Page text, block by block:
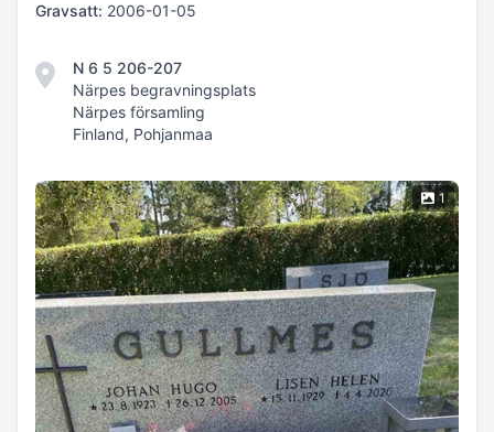
Gravsatt: 2006-01-05
N 6 5 206-207
Närpes begravningsplats
Närpes församling
Finland, Pohjanmaa
1